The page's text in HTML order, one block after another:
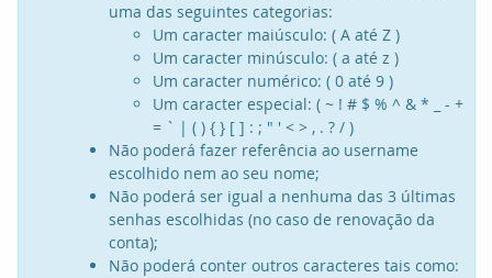
uma das seguintes categorias:
Um caracter maiúsculo: ( A até Z )
Um caracter minúsculo: ( a até z )
Um caracter numérico: ( 0 até 9 )
Um caracter especial: ( ~ ! # $ % ^ & * _ - +
= ` | ( ) { } [ ] : ; " ' < > , . ? / )
Não poderá fazer referência ao username
escolhido nem ao seu nome;
Não poderá ser igual a nenhuma das 3 últimas
senhas escolhidas (no caso de renovação da
conta);
Não poderá conter outros caracteres tais como: